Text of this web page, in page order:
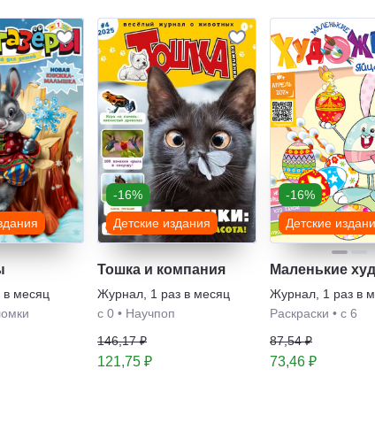
в месяц
-16%
Детские издания
Тошка и компания
Журнал 1 раз в месяц
с 0 • Научпоп
146,17 ₽
121,75 ₽
-16%
Детские
Маленькие
Журнал 1 раз в
Раскраски • с 6
87,54 ₽
73,46 ₽